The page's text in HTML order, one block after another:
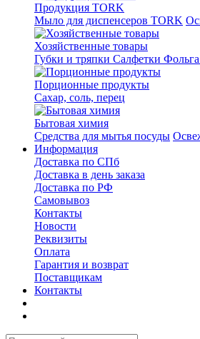
Продукция TORK
Мыло для диспенсеров TORK
Хозяйственные товары
Губки и тряпки Салфетки Фольга
Порционные продукты
Сахар, соль, перец
Бытовая химия
Средства для мытья посуды
Информация
Доставка по СПб
Доставка в день заказа
Доставка по РФ
Самовывоз
Контакты
Новости
Реквизиты
Оплата
Гарантия и возврат
Поставщикам
Контакты